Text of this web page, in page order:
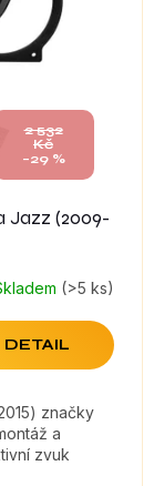
2 532
Kč
–29 %
Jazz (2009-
(>5 ks)
DETAIL
značky
a
zvuk